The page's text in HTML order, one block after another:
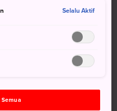
JR Sotobo Line
Stasiun Soga. Perjalanan
Stasiun Tokyo ke tujuan
Selalu Aktif